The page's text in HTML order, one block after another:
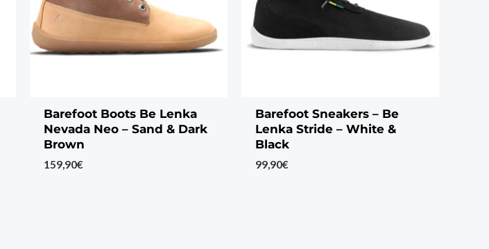
Barefoot Boots Be Lenka
Nevada Neo – Sand & Dark
Brown
159,90€
Barefoot Sneakers – Be
Lenka Stride – White &
Black
99,90€